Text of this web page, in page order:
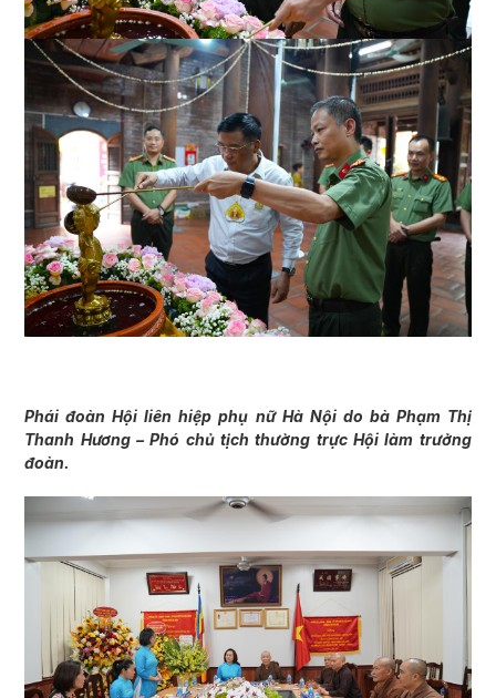
Phái đoàn Hội liên hiệp phụ nữ Hà Nội do bà Phạm Thị
Thanh Hương – Phó chủ tịch thường trực Hội làm trưởng
đoàn.